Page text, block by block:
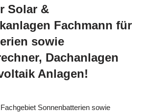
Solar &
Fachmann für
sowie
Dachanlagen
Anlagen!
Sonnenbatterien sowie